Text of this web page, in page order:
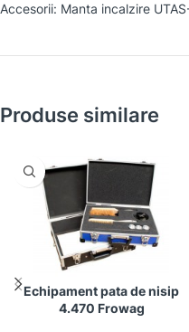
Accesorii: Manta incalzire
Produse similare
Echipament pata de nisip
4.470 Frowag